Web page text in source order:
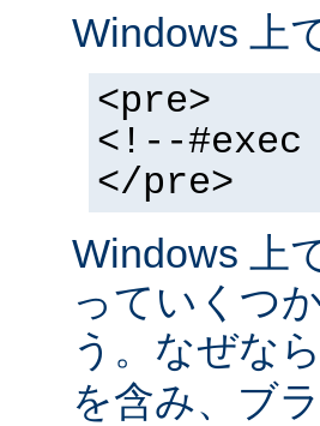
Windows 上
<pre>
<!--
</pre>
Windows 上
っていくつ
う。なぜなら
を含み、ブ